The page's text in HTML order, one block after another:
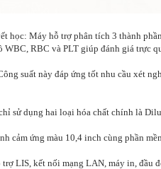
học: Máy hỗ trợ phân tích 3 thành
RBC và PLT giúp đánh giá trực
suất này đáp ứng tốt nhu cầu xét
sử dụng hai loại hóa chất chính là
cảm ứng màu 10,4 inch cùng phần
LIS, kết nối mạng LAN, máy in,